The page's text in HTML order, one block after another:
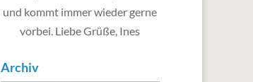
und kommt immer wieder gerne
vorbei. Liebe Grüße, Ines
Archiv